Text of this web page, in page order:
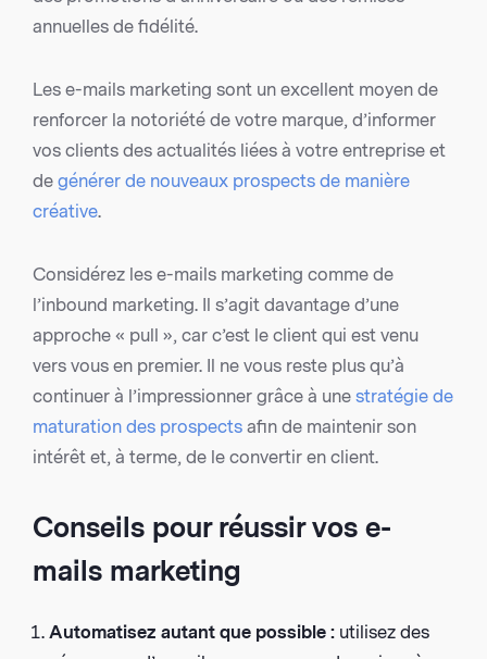
annuelles de fidélité.
Les e-mails marketing sont un excellent moyen de
renforcer la notoriété de votre marque, d’informer
vos clients des actualités liées à votre entreprise et
de générer de nouveaux prospects de manière
créative.
Considérez les e-mails marketing comme de
l’inbound marketing. Il s’agit davantage d’une
approche « pull », car c’est le client qui est venu
vers vous en premier. Il ne vous reste plus qu’à
continuer à l’impressionner grâce à une stratégie de
maturation des prospects afin de maintenir son
intérêt et, à terme, de le convertir en client.
Conseils pour réussir vos e-
mails marketing
Automatisez autant que possible : utilisez des